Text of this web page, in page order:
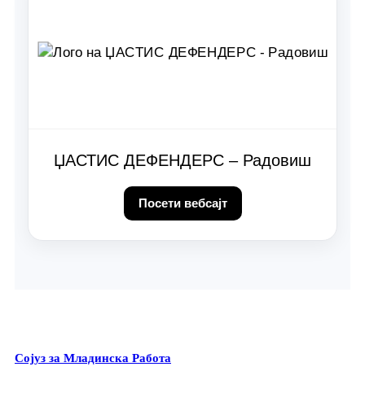
ЏАСТИС ДЕФЕНДЕРС – Радовиш
Посети вебсајт
Сојуз за Младинска Работа